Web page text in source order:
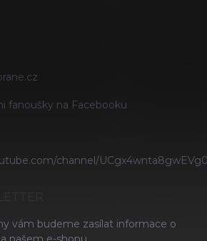
fanoušky na Facebooku
channel/
vám budeme zasílat informace o